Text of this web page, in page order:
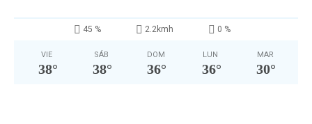
45 % 2.2kmh 0 %
VIE
38°
SÁB
38°
DOM
36°
LUN
36°
MAR
30°